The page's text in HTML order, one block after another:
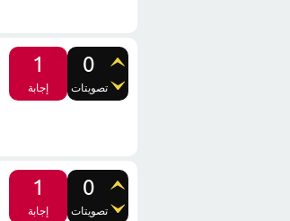
0
تصويتات
1
إجابة
0
تصويتات
1
إجابة